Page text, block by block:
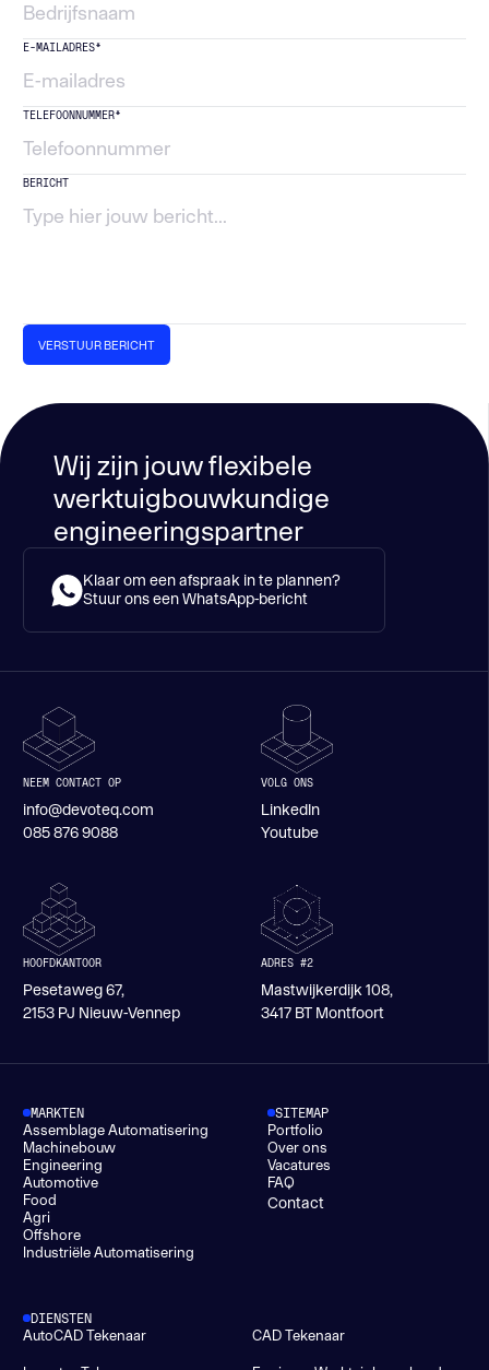
E-MAILADRES*
TELEFOONNUMMER*
BERICHT
Wij zijn jouw flexibele
werktuigbouwkundige
engineeringspartner
Klaar om een afspraak in te plannen?
Stuur ons een WhatsApp-bericht
NEEM CONTACT OP
info@devoteq.com
085 876 9088
VOLG ONS
LinkedIn
Youtube
HOOFDKANTOOR
Pesetaweg 67,
2153 PJ Nieuw-Vennep
ADRES #2
Mastwijkerdijk 108,
3417 BT Montfoort
MARKTEN
Assemblage Automatisering
Machinebouw
Engineering
Automotive
Food
Agri
Offshore
Industriële Automatisering
DIENSTEN
AutoCAD Tekenaar CAD Tekenaar
SITEMAP
Portfolio
Over ons
Vacatures
FAQ
Contact